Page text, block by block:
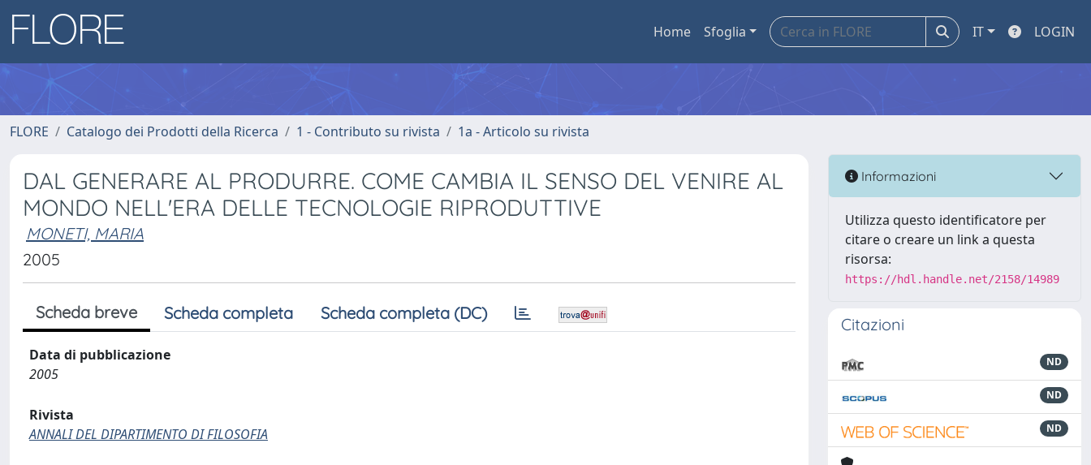
Home Sfoglia IT LOGIN
FLORE Catalogo dei Prodotti della Ricerca 1 - Contributo su rivista 1a - Articolo su rivista
DAL GENERARE AL PRODURRE. COME CAMBIA IL SENSO DEL VENIRE AL
MONDO NELL'ERA DELLE TECNOLOGIE RIPRODUTTIVE
MONETI, MARIA
2005
Scheda breve Scheda completa Scheda completa (DC)
Data di pubblicazione
2005
Rivista
ANNALI DEL DIPARTIMENTO DI FILOSOFIA
Informazioni
Utilizza questo identificatore per
citare o creare un link a questa
risorsa:
https://hdl.handle.net/2158/14989
Citazioni
ND
ND
ND